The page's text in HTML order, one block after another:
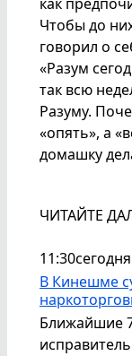
Чтобы до
говорил о
«Разум
так всю
Разуму.
«опять», а
домашку
ЧИТАЙТЕ
11:30сегодня
В Кинешме
Ближайшие